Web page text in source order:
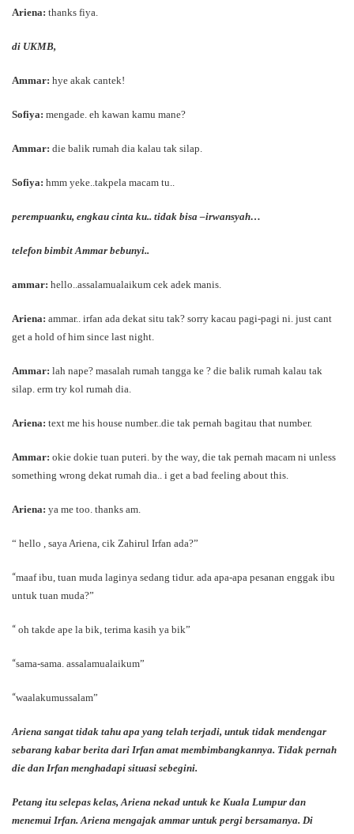
Ariena: thanks fiya.
di UKMB,
Ammar: hye akak cantek!
Sofiya: mengade. eh kawan kamu mane?
Ammar: die balik rumah dia kalau tak silap.
Sofiya: hmm yeke..takpela macam tu..
perempuanku, engkau cinta ku.. tidak bisa –irwansyah…
telefon bimbit Ammar bebunyi..
ammar: hello..assalamualaikum cek adek manis.
Ariena: ammar.. irfan ada dekat situ tak? sorry kacau pagi-pagi ni. just cant
get a hold of him since last night.
Ammar: lah nape? masalah rumah tangga ke ? die balik rumah kalau tak
silap. erm try kol rumah dia.
Ariena: text me his house number..die tak pernah bagitau that number.
Ammar: okie dokie tuan puteri. by the way, die tak pernah macam ni unless
something wrong dekat rumah dia.. i get a bad feeling about this.
Ariena: ya me too. thanks am.
“ hello , saya Ariena, cik Zahirul Irfan ada?”
“maaf ibu, tuan muda laginya sedang tidur. ada apa-apa pesanan enggak ibu
untuk tuan muda?”
“ oh takde ape la bik, terima kasih ya bik”
“sama-sama. assalamualaikum”
“waalakumussalam”
Ariena sangat tidak tahu apa yang telah terjadi, untuk tidak mendengar
sebarang kabar berita dari Irfan amat membimbangkannya. Tidak pernah
die dan Irfan menghadapi situasi sebegini.
Petang itu selepas kelas, Ariena nekad untuk ke Kuala Lumpur dan
menemui Irfan. Ariena mengajak ammar untuk pergi bersamanya. Di